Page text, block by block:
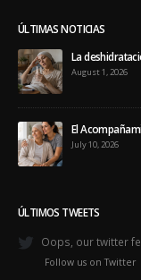
ÚLTIMAS NOTICIAS
La
August 1, 2026
El
July 10, 2026
ÚLTIMOS TWEETS
Oops, our twitter
Follow us on Twitter